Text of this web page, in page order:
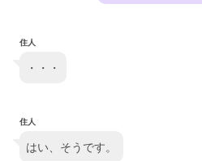
住人
・・・
住人
はい、そうです。